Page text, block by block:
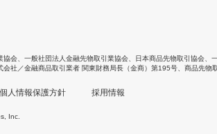
協会 一般社団法人金融先物取引業協会 日本商品先物取引協会
会社／金融商品取引業者 関東財務局長（金商）第195号、商品先物
個人情報保護方針 採用情報
Inc.